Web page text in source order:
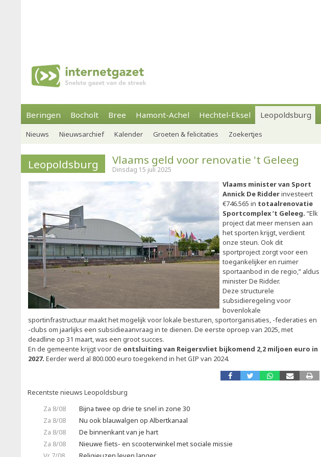
Beringen Bocholt Bree Hamont-Achel Hechtel-Eksel Leopoldsburg
Nieuws Nieuwsarchief Kalender Groeten & felicitaties Zoekertjes
Leopoldsburg Vlaams geld voor renovatie 't Geleeg
Dinsdag 15 juli 2025
Vlaams minister van Sport
Annick De Ridderinvesteert
€746.565 in totaalrenovatie
Sportcomplex ’t Geleeg. “Elk
project dat meer mensen aan
het sporten krijgt, verdient
onze steun. Ook dit
sportproject zorgt voor een
toegankelijker en ruimer
sportaanbod in de regio,” aldus
minister De Ridder.
Deze structurele
subsidieregeling voor
bovenlokale
sportinfrastructuur maakt het mogelijk voor lokale besturen, sportorganisaties, -federaties en
-clubs om jaarlijks een subsidieaanvraag in te dienen. De eerste oproep van 2025, met
deadline op 31 maart, was een groot succes.
En de gemeente krijgt voor de ontsluiting van Reigersvliet bijkomend 2,2 miljoen euro in
2027. Eerder werd al 800.000 euro toegekend in het GIP van 2024.
Recentste nieuws Leopoldsburg
Za 8/08
Bijna twee op drie te snel in zone 30
Za 8/08
Nu ook blauwalgen op Albertkanaal
Za 8/08
De binnenkant van je hart
Za 8/08
Nieuwe fiets- en scooterwinkel met sociale missie